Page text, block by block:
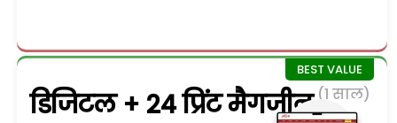
डिजिटल + 24 प्रिंट मैगजीन (1 साल)